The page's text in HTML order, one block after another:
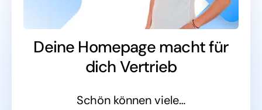
Deine Homepage macht für
dich Vertrieb
Schön können viele…